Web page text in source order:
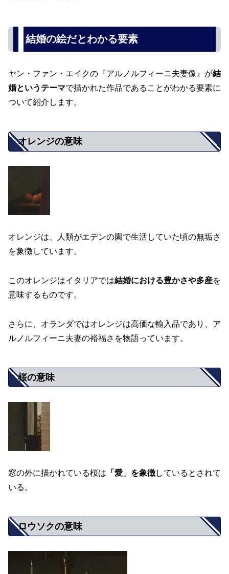
結婚の絵だとわかる要素
ヤン・ファン・エイクの『アルノルフィーニ夫妻像』が結
婚というテーマで描かれた作品であることがわかる要素に
ついて紹介します。
オレンジの意味
オレンジは、人類がエデンの園で生活していた頃の無垢さ
を象徴しています。
このオレンジはイタリアでは結婚における豊かさや多産を
意味するものです。
さらに、オランダではオレンジは高価な輸入品であり、ア
ルノルフィーニ夫妻の裕福さを物語っています。
桜の意味
窓の外に描かれている桜は 「愛」を象徴しているとされて
いる。
ロウソクの意味